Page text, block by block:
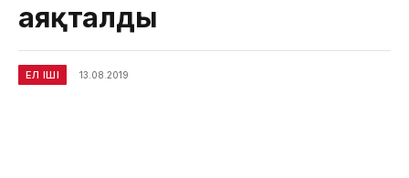
аяқталды
ЕЛ ІШІ 13.08.2019